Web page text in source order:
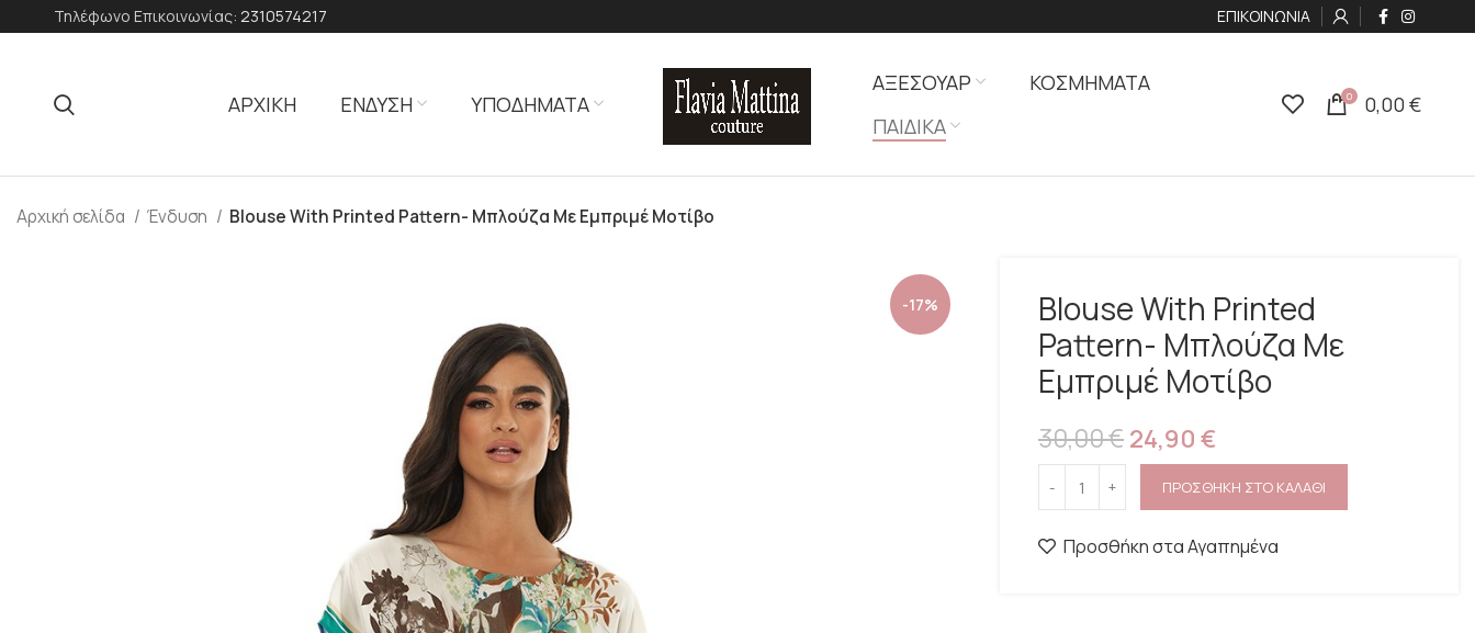
Τηλέφωνο Επικοινωνίας: 2310574217 ΕΠΙΚΟΙΝΩΝΙΑ
ΑΡΧΙΚΗ ΕΝΔΥΣΗ ΥΠΟΔΗΜΑΤΑ
ΑΞΕΣΟΥΑΡ
ΚΟΣΜΗΜΑΤΑ
ΠΑΙΔΙΚΑ
0 0,00€
Αρχική σελίδα Ένδυση Blouse With Printed Pattern- Μπλούζα Με Eμπριμέ Mοτίβο
-17%
Blouse With Printed
Pattern- Μπλούζα Με
Eμπριμέ Mοτίβο
30,00€ 24,90 €
ΠΡΟΣΘΗΚΗ ΣΤΟ ΚΑΛΑΘΙ
Προσθήκη στα Αγαπημένα